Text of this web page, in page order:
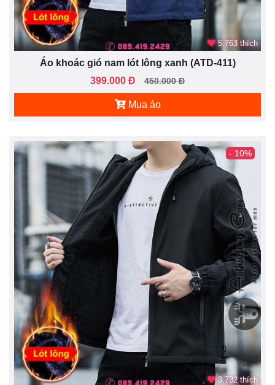
5.763 thích
Áo khoác gió nam lót lông xanh (ATD-411)
399.000 Đ
450.000 Đ
Mua áo
- 10%
3.732 thích